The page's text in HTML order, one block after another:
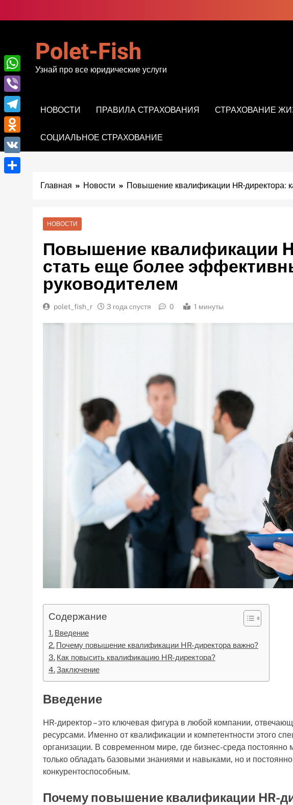
к
Polet-Fish
Узнай про все юридические услуги
НОВОСТИ ПРАВИЛА СТРАХОВАНИЯ СТРАХОВАНИЕ
СОЦИАЛЬНОЕ СТРАХОВАНИЕ
Главная Новости Повышение квалификации HR-директора:
НОВОСТИ
Повышение квалификации
стать еще более
руководителем
polet_fish_r 3 года спустя 0 1 минуты
Содержание
Введение
Почему повышение квалификации HR-директора важно?
Как повысить квалификацию HR-директора?
Заключение
Введение
HR-директор – это ключевая фигура в любой компании,
ресурсами. Именно от квалификации и компетентности этого
организации. В современном мире, где бизнес-среда постоянно
только обладать базовыми знаниями и навыками, но и
конкурентоспособным.
Почему повышение квалификации HR-
WhatsApp
Viber
Telegram
Odnoklassniki
VK
Отправить